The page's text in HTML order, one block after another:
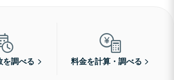
を調べる 料金を計算・調べる